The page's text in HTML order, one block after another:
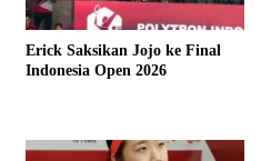
Erick Saksikan Jojo ke Final
Indonesia Open 2026